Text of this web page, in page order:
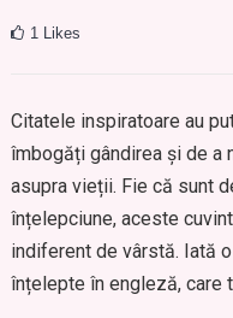
1 Likes
Citatele inspiratoare au
îmbogăți gândirea și de a
asupra vieții. Fie că sunt
înțelepciune, aceste
indiferent de vârstă. Iată
înțelepte în engleză, care